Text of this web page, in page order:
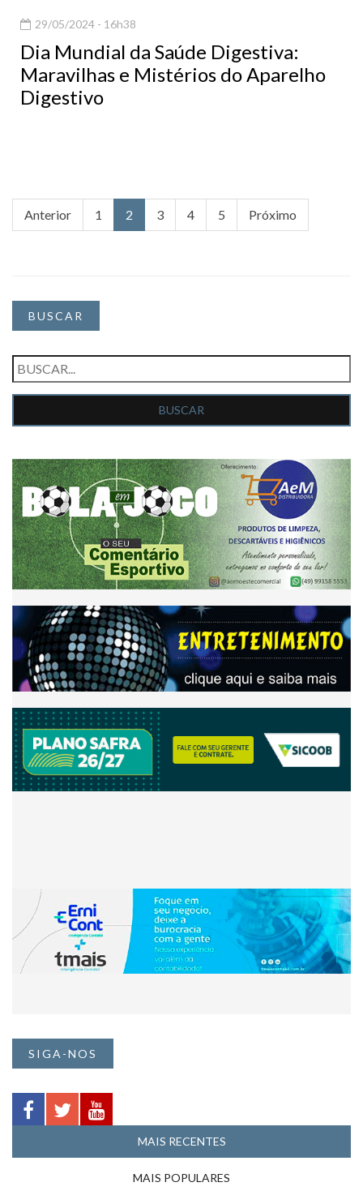
29/05/2024 - 16h38
Dia Mundial da Saúde Digestiva:
Maravilhas e Mistérios do Aparelho
Digestivo
Anterior 1 2 3 4 5 Próximo
BUSCAR
SIGA-NOS
MAIS RECENTES
MAIS POPULARES